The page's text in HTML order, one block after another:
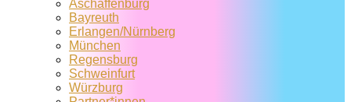
Aschaffenburg
Bayreuth
Erlangen/Nürnberg
München
Regensburg
Schweinfurt
Würzburg